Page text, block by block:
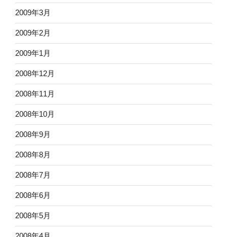
2009年3月
2009年2月
2009年1月
2008年12月
2008年11月
2008年10月
2008年9月
2008年8月
2008年7月
2008年6月
2008年5月